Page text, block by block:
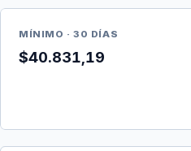
MÍNIMO · 30 DÍAS
$40.831,19